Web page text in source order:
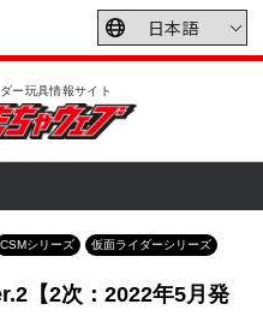
ー玩具情報サイト
CSMシリーズ 仮面ライダーシリーズ
【2次：2022年5月発